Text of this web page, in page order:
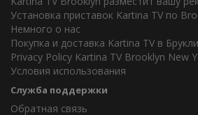
Установка приставок Kartina TV по
Немного о нас
Покупка и доставка Kartina TV в
Privacy Policy Kartina TV Brooklyn New
Условия использования
Служба поддержки
Обратная связь